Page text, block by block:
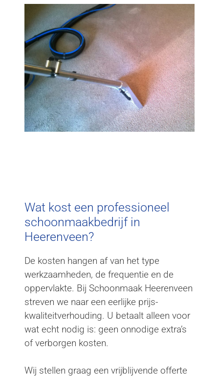
Wat kost een professioneel
schoonmaakbedrijf in
Heerenveen?
De kosten hangen af van het type
werkzaamheden, de frequentie en de
oppervlakte. Bij Schoonmaak Heerenveen
streven we naar een eerlijke prijs-
kwaliteitverhouding. U betaalt alleen voor
wat echt nodig is: geen onnodige extra’s
of verborgen kosten.
Wij stellen graag een vrijblijvende offerte